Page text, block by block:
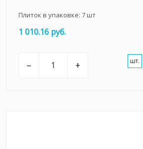
Плиток в упаковке: 7шт
1 010.16 руб.
– + шт.